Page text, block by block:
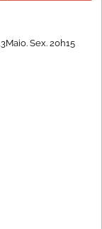
Sex. 20h15